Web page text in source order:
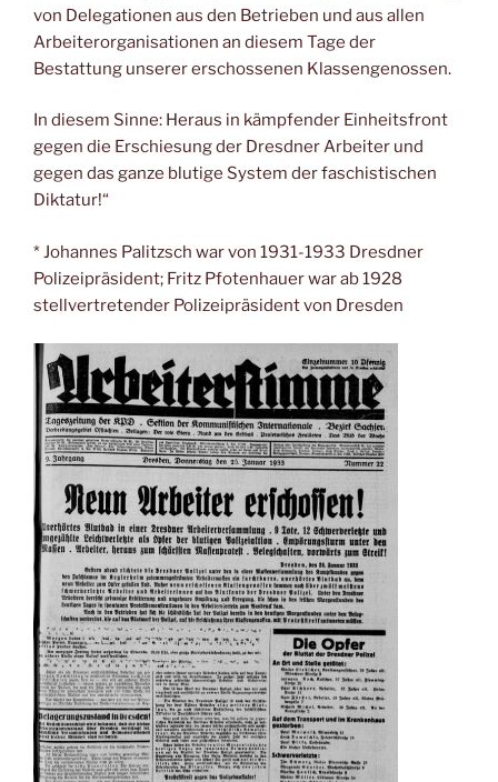
von Delegationen aus den Betrieben und aus allen
Arbeiterorganisationen an diesem Tage der
Bestattung unserer erschossenen Klassengenossen.
In diesem Sinne: Heraus in kämpfender Einheitsfront
gegen die Erschiesung der Dresdner Arbeiter und
gegen das ganze blutige System der faschistischen
Diktatur!“
* Johannes Palitzsch war von 1931-1933 Dresdner
Polizeipräsident; Fritz Pfotenhauer war ab 1928
stellvertretender Polizeipräsident von Dresden